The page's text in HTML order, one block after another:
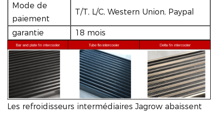
Mode de
paiement
T/T, L/C, Western Union, Paypal
garantie 18 mois
Les refroidisseurs intermédiaires Jagrow abaissent